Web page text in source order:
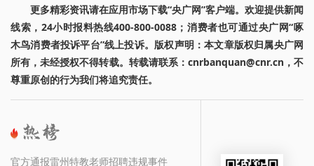
更多精彩资讯请在应用市场下载“央广网”客户端。欢迎提供新闻
线索，24小时报料热线400-800-0088；消费者也可通过央广网“啄
木鸟消费者投诉平台”线上投诉。版权声明：本文章版权归属央广网
所有，未经授权不得转载。转载请联系：cnrbanquan@cnr.cn，不
尊重原创的行为我们将追究责任。
官方通报雷州特教老师招聘违规事件